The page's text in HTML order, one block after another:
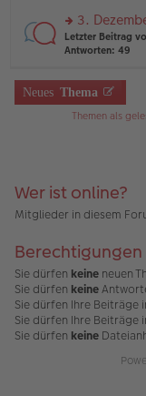
tr
a
g
e
n
er
tr
a
n
g
el
e
n
er
rs
te
n
g
ei
tr
3.
Letzter Beitrag
Antworten: 49
Neues Thema
Themen als
Wer ist online?
Mitglieder in diesem
Berechtigungen
Sie dürfen keine neuen
Sie dürfen keine
Sie dürfen Ihre Beiträge
Sie dürfen Ihre Beiträge
Sie dürfen keine